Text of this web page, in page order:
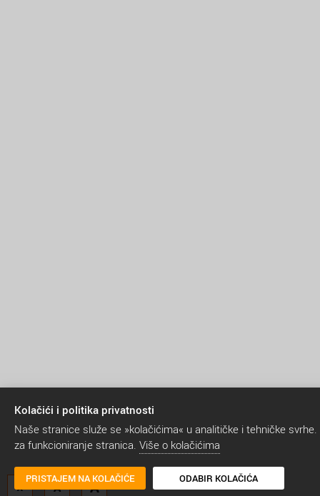
A A A
Kolačići i politika privatnosti
Naše stranice služe se »kolačićima« u analitičke i tehničke
za funkcioniranje stranica. Više o kolačićima
PRISTAJEM NA KOLAČIĆE ODABIR KOLAČIĆA